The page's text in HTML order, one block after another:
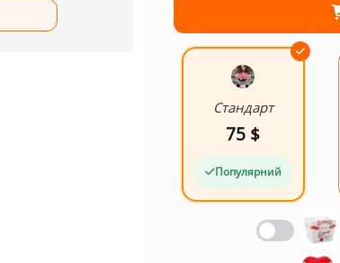
Стандарт
75 $
Популярний